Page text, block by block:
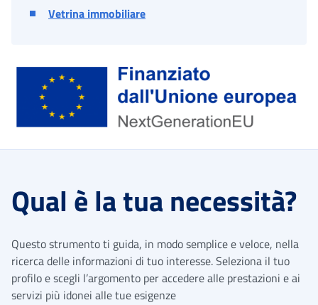
Vetrina immobiliare
Qual è la tua necessità?
Questo strumento ti guida, in modo semplice e veloce, nella
ricerca delle informazioni di tuo interesse. Seleziona il tuo
profilo e scegli l’argomento per accedere alle prestazioni e ai
servizi più idonei alle tue esigenze